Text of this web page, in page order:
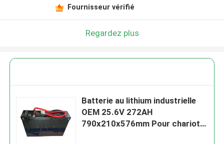
Fournisseur vérifié
Regardez plus
Batterie au lithium industrielle
OEM 25.6V 272AH
790x210x576mm Pour chariot